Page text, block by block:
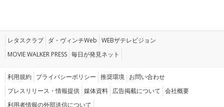
レタスクラブ ダ・ヴィンチWeb WEBザテレビジョン
MOVIE WALKER PRESS 毎日が発見ネット
利用規約 プライバシーポリシー 推奨環境 お問い合わせ
プレスリリース・情報提供 媒体資料 広告掲載について 会社概要
利用者情報の外部送信について